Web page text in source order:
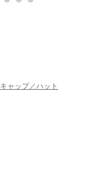
キャップ／ハット